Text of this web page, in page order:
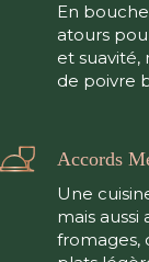
En
atours
et suavité,
de poivre
Accords
Une
mais aussi
fromages,